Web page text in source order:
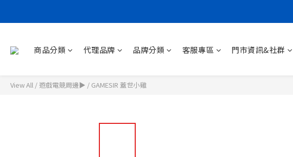
商品分類 代理品牌 品牌分類 客服專區 門市資訊&社群
View All / 遊戲電競周邊▶ / GAMESIR 蓋世小雞